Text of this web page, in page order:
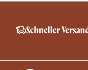
Schneller